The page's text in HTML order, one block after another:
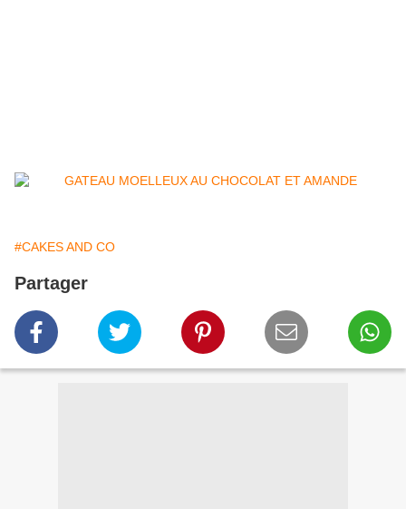
#CAKES AND CO
Partager